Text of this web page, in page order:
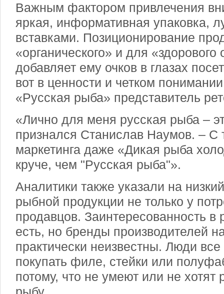
Важным фактором привлечения
яркая, информативная упаковка,
вставками. Позиционирование
«органического» и для
добавляет ему очков в глазах
вот в ценности и четком
«Русская рыба» представитель
«Лично для меня русская рыба –
признался Станислав Наумов. – С
маркетинга даже «Дикая рыба
круче, чем "Русская рыба"».
Аналитики также указали на
рыбной продукции не только у
продавцов. Заинтересованность в
есть, но бренды производителей
практически неизвестны. Люди
покупать филе, стейки или
потому, что не умеют или не хотят